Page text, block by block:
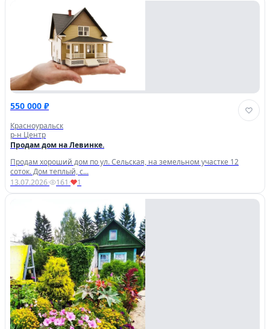
550 000 ₽
Красноуральск
р-н Центр
Продам дом на Левинке.
Продам хороший дом по ул. Сельская, на земельном участке 12
соток. Дом теплый, с...
13.07.2026· 161· 1